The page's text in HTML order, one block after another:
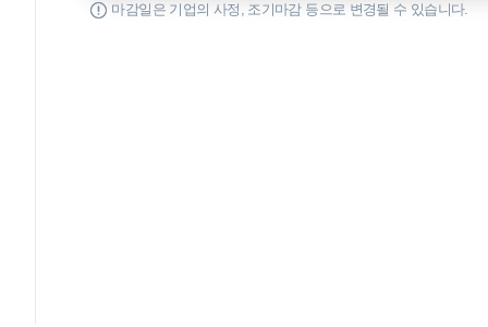
마감일은 기업의 사정, 조기마감 등으로 변경될 수 있습니다.